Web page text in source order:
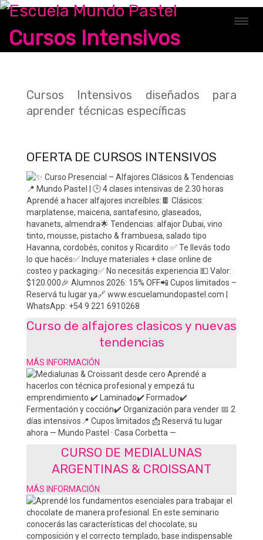
Cursos Intensivos
Cursos Intensivos diseñados para
aprender técnicas específicas
OFERTA DE CURSOS INTENSIVOS
Curso de alfajores clasicos y nuevas
tendencias
MÁS INFORMACIÓN
CURSO DE MEDIALUNAS
ARGENTINAS & CROISSANT
MÁS INFORMACIÓN